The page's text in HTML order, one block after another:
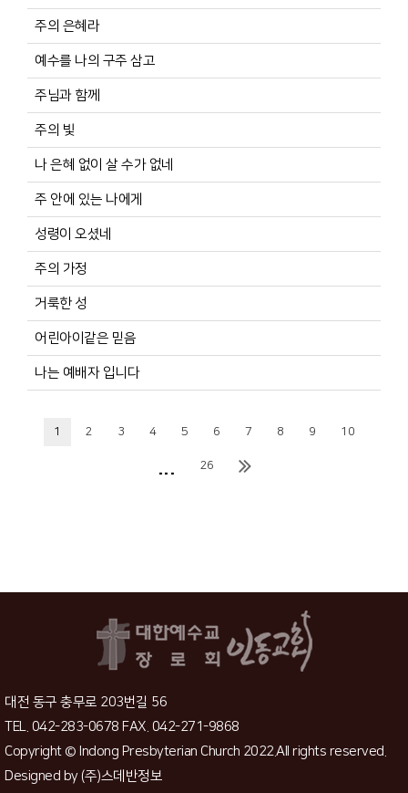
주의 은혜라
예수를 나의 구주 삼고
주님과 함께
주의 빛
나 은혜 없이 살 수가 없네
주 안에 있는 나에게
성령이 오셨네
주의 가정
거룩한 성
어린아이같은 믿음
나는 예배자 입니다
1 2 3 4 5 6 7 8 9 10
... 26
대전 동구 충무로 203번길 56
TEL. 042-283-0678 FAX. 042-271-9868
Copyright © Indong Presbyterian Church 2022.All rights reserved.
Designed by(주)스데반정보